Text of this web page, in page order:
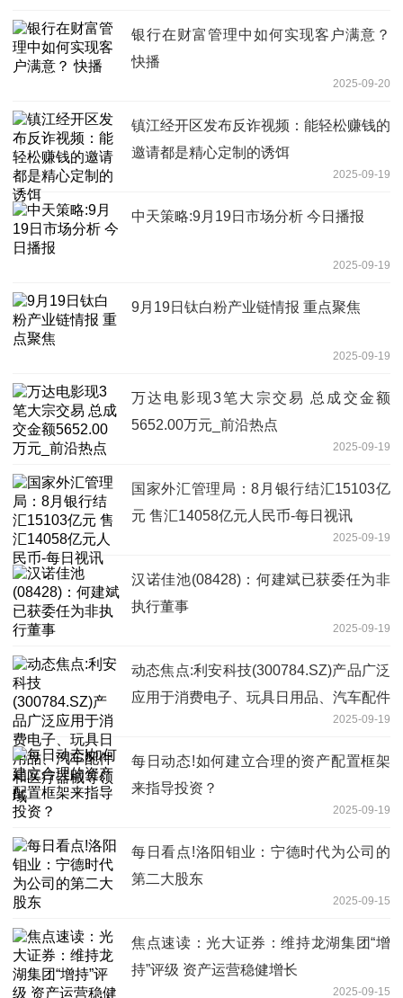
银行在财富管理中如何实现客户满意？
快播
2025-09-20
镇江经开区发布反诈视频：能轻松赚钱的
邀请都是精心定制的诱饵
2025-09-19
中天策略:9月19日市场分析 今日播报
2025-09-19
9月19日钛白粉产业链情报 重点聚焦
2025-09-19
万达电影现3笔大宗交易 总成交金额
5652.00万元_前沿热点
2025-09-19
国家外汇管理局：8月银行结汇15103亿
元 售汇14058亿元人民币-每日视讯
2025-09-19
汉诺佳池(08428)：何建斌已获委任为非
执行董事
2025-09-19
动态焦点:利安科技(300784.SZ)产品广泛
应用于消费电子、玩具日用品、汽车配件
2025-09-19
每日动态!如何建立合理的资产配置框架
来指导投资？
2025-09-19
每日看点!洛阳钼业：宁德时代为公司的
第二大股东
2025-09-15
焦点速读：光大证券：维持龙湖集团“增
持”评级 资产运营稳健增长
2025-09-15